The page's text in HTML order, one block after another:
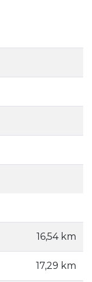
16,54 km
17,29 km